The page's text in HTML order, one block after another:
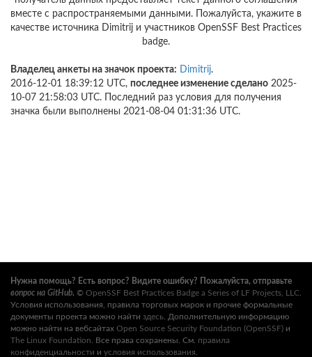
вместе с распространяемыми данными. Пожалуйста, укажите в
качестве источника Dimitrij и участников OpenSSF Best Practices
badge.
Владелец анкеты на значок проекта: Dimitrij.
2016-12-01 18:39:12 UTC, последнее изменение сделано 2025-
10-07 21:58:03 UTC. Последний раз условия для получения
значка были выполнены 2021-08-04 01:31:36 UTC.
Нужна помощь? Есть вопрос? Видите ошибку? Пожалуйста, отправьте
вопрос на GitHub. © OpenSSF Best Practices Badge a Series of LF Projects, LLC
Условия использования, правила торговых марок и прочие формальные
документы проекта можно найти здесь . Дополнительную информацию
можно найти на вебсайтах Open Source Security Foundation (OpenSSF) и
The Linux Foundation . Все права сохранены. См. правила
конфиденциальности и условия использования